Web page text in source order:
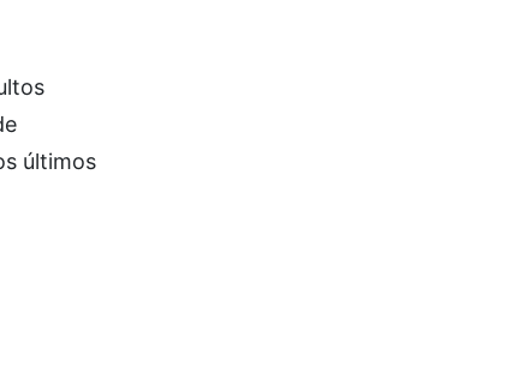
últimos